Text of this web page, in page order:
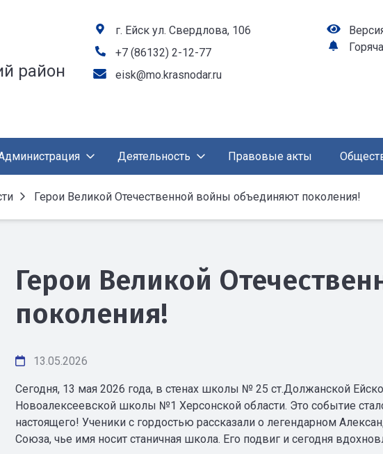
район
г. Ейск ул. Свердлова, 106
+7 (86132) 2-12-77
eisk@mo.krasnodar.ru
Деятельность Правовые акты
Герои Великой Отечественной войны объединяют поколения!
Герои Великой
поколения!
13.05.2026
Сегодня, 13 мая 2026 года, в стенах школы № 25 ст.Должанской
Новоалексеевской школы №1 Херсонской области. Это событие
настоящего! Ученики с гордостью рассказали о легендарном
Союза, чье имя носит станичная школа. Его подвиг и сегодня